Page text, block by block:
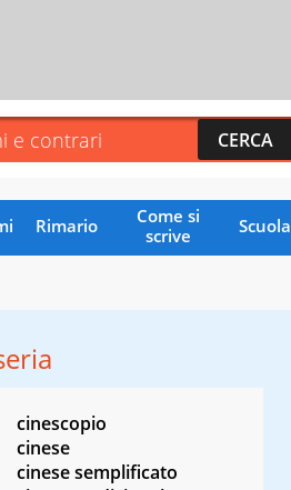
Rimario
Come si
scrive
Scuola
cinescopio
cinese
cinese semplificato